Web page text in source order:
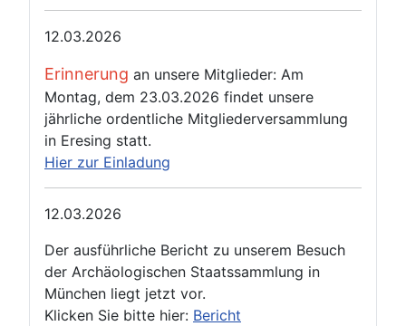
12.03.2026
Erinnerung an unsere Mitglieder: Am
Montag, dem 23.03.2026 findet unsere
jährliche ordentliche Mitgliederversammlung
in Eresing statt.
Hier zur Einladung
12.03.2026
Der ausführliche Bericht zu unserem Besuch
der Archäologischen Staatssammlung in
München liegt jetzt vor.
Klicken Sie bitte hier: Bericht